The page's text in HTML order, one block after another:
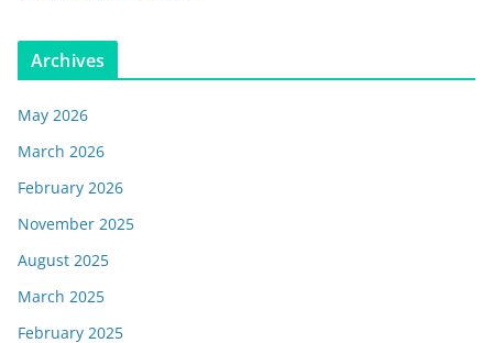
Archives
May 2026
March 2026
February 2026
November 2025
August 2025
March 2025
February 2025